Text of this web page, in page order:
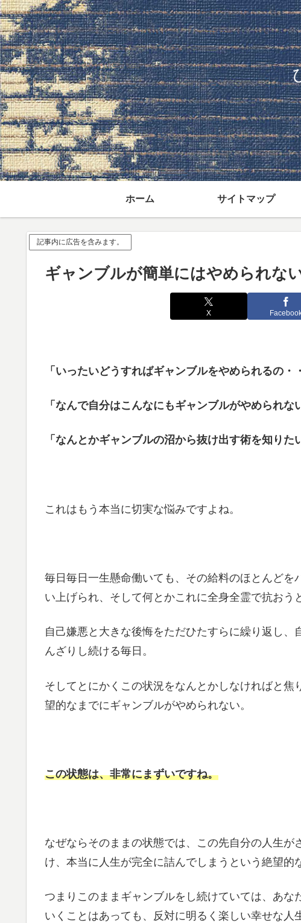
ホーム サイトマップ
記事内に広告を含みます。
ギャンブルが簡単にはやめられな
X
「いったいどうすればギャンブルをやめられるの・
「なんで自分はこんなにもギャンブルがやめられな
「なんとかギャンブルの沼から抜け出す術を知りた
これはもう本当に切実な悩みですよね。
毎日毎日一生懸命働いても、その給料のほとんど
い上げられ、そして何とかこれに全身全霊で抗おう
自己嫌悪と大きな後悔をただひたすらに繰り返し
んざりし続ける毎日。
そしてとにかくこの状況をなんとかしなければと
望的なまでにギャンブルがやめられない。
この状態は、非常にまずいですね。
なぜならそのままの状態では、この先自分の人生
け、本当に人生が完全に詰んでしまうという絶望的
つまりこのままギャンブルをし続けていては、あ
いくことはあっても、反対に明るく楽しい幸せな